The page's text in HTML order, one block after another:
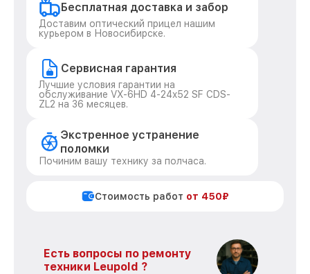
Бесплатная доставка и забор
Доставим оптический прицел нашим
курьером в Новосибирске.
Сервисная гарантия
Лучшие условия гарантии на
обслуживание VX-6HD 4-24x52 SF CDS-
ZL2 на 36 месяцев.
Экстренное устранение
поломки
Починим вашу технику за полчаса.
Стоимость работ от 450₽
Есть вопросы по ремонту
техники Leupold ?